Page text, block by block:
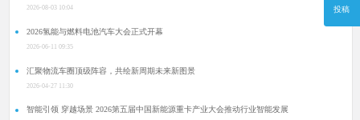
投稿
2026-08-03 10:04
2026氢能与燃料电池汽车大会正式开幕
2026-06-11 09:35
汇聚物流车圈顶级阵容，共绘新周期未来新图景
2026-04-27 11:30
智能引领 穿越场景 2026第五届中国新能源重卡产业大会推动行业智能发展